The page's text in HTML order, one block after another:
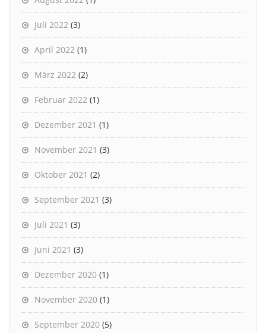
Juli 2022 (3)
April 2022 (1)
März 2022 (2)
Februar 2022 (1)
Dezember 2021 (1)
November 2021 (3)
Oktober 2021 (2)
September 2021 (3)
Juli 2021 (3)
Juni 2021 (3)
Dezember 2020 (1)
November 2020 (1)
September 2020 (5)